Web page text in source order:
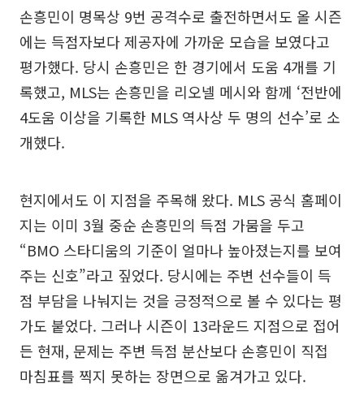
손흥민이 명목상 9번 공격수로 출전하면서도 올 시즌
에는 득점자보다 제공자에 가까운 모습을 보였다고
평가했다. 당시 손흥민은 한 경기에서 도움 4개를 기
록했고, MLS는 손흥민을 리오넬 메시와 함께 ‘전반에
4도움 이상을 기록한 MLS 역사상 두 명의 선수’로 소
개했다.
현지에서도 이 지점을 주목해 왔다. MLS 공식 홈페이
지는 이미 3월 중순 손흥민의 득점 가뭄을 두고
“BMO 스타디움의 기준이 얼마나 높아졌는지를 보여
주는 신호”라고 짚었다. 당시에는 주변 선수들이 득
점 부담을 나눠지는 것을 긍정적으로 볼 수 있다는 평
가도 붙었다. 그러나 시즌이 13라운드 지점으로 접어
든 현재, 문제는 주변 득점 분산보다 손흥민이 직접
마침표를 찍지 못하는 장면으로 옮겨가고 있다.